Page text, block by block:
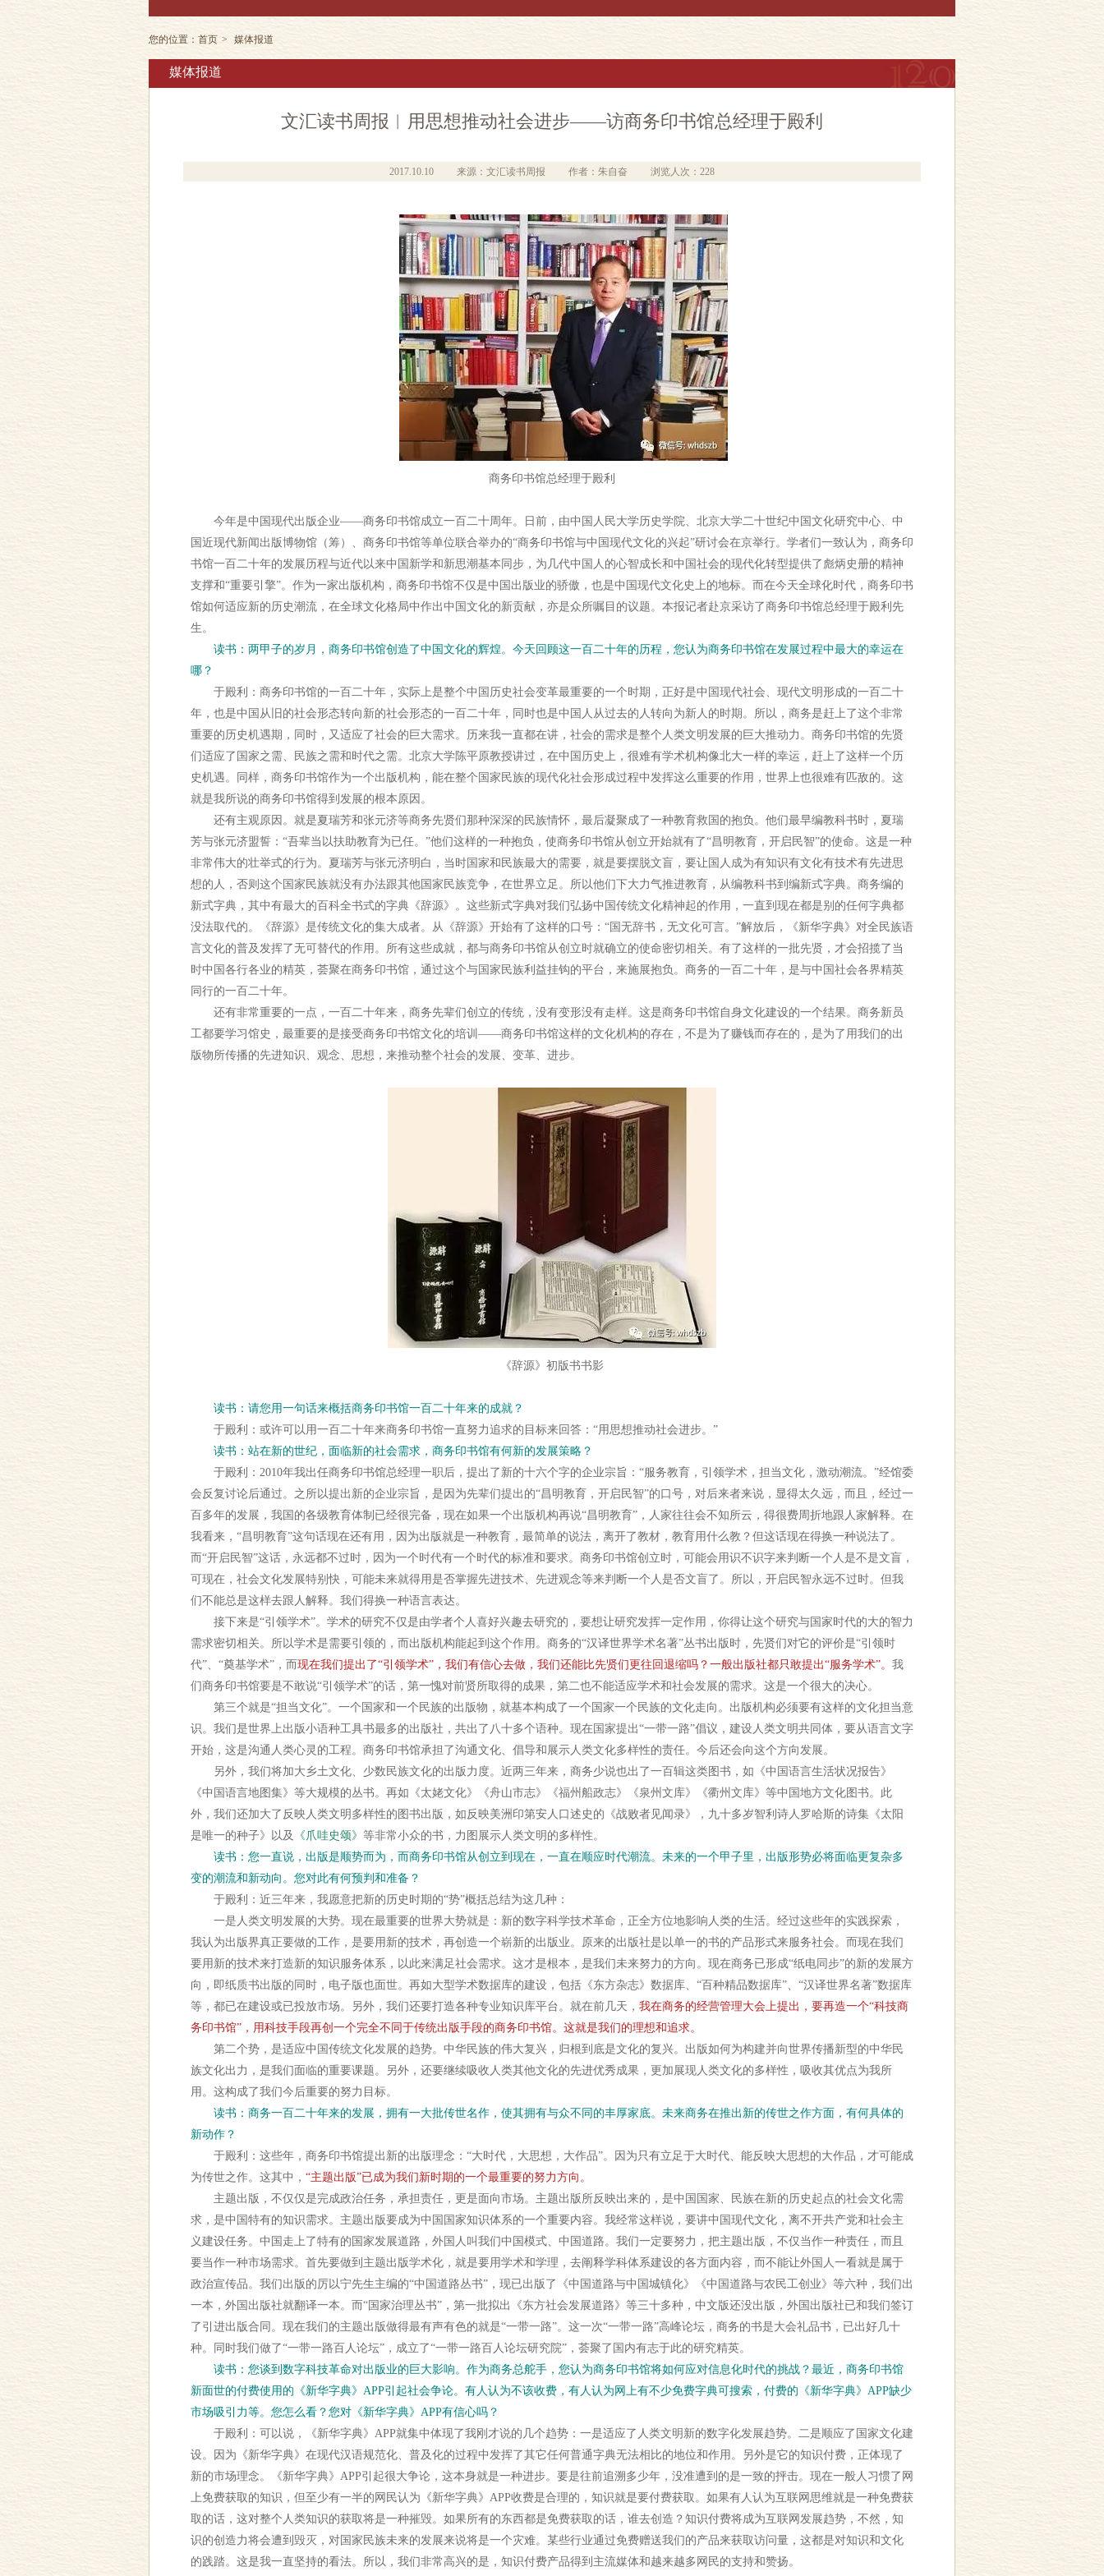
您的位置： 首页 > 媒体报道
媒体报道
文汇读书周报︱用思想推动社会进步——访商务印书馆总经理于殿利
2017.10.10 来源：文汇读书周报 作者：朱自奋 浏览人次：228
商务印书馆总经理于殿利
今年是中国现代出版企业——商务印书馆成立一百二十周年。日前，由中国人民大学历史学院、北京大学二十世纪中国文化研究中心、中
国近现代新闻出版博物馆（筹）、商务印书馆等单位联合举办的“商务印书馆与中国现代文化的兴起”研讨会在京举行。学者们一致认为，商务印
书馆一百二十年的发展历程与近代以来中国新学和新思潮基本同步，为几代中国人的心智成长和中国社会的现代化转型提供了彪炳史册的精神
支撑和“重要引擎”。作为一家出版机构，商务印书馆不仅是中国出版业的骄傲，也是中国现代文化史上的地标。而在今天全球化时代，商务印书
馆如何适应新的历史潮流，在全球文化格局中作出中国文化的新贡献，亦是众所嘱目的议题。本报记者赴京采访了商务印书馆总经理于殿利先
生。
读书：两甲子的岁月，商务印书馆创造了中国文化的辉煌。今天回顾这一百二十年的历程，您认为商务印书馆在发展过程中最大的幸运在
哪？
于殿利：商务印书馆的一百二十年，实际上是整个中国历史社会变革最重要的一个时期，正好是中国现代社会、现代文明形成的一百二十
年，也是中国从旧的社会形态转向新的社会形态的一百二十年，同时也是中国人从过去的人转向为新人的时期。所以，商务是赶上了这个非常
重要的历史机遇期，同时，又适应了社会的巨大需求。历来我一直都在讲，社会的需求是整个人类文明发展的巨大推动力。商务印书馆的先贤
们适应了国家之需、民族之需和时代之需。北京大学陈平原教授讲过，在中国历史上，很难有学术机构像北大一样的幸运，赶上了这样一个历
史机遇。同样，商务印书馆作为一个出版机构，能在整个国家民族的现代化社会形成过程中发挥这么重要的作用，世界上也很难有匹敌的。这
就是我所说的商务印书馆得到发展的根本原因。
还有主观原因。就是夏瑞芳和张元济等商务先贤们那种深深的民族情怀，最后凝聚成了一种教育救国的抱负。他们最早编教科书时，夏瑞
芳与张元济盟誓：“吾辈当以扶助教育为已任。”他们这样的一种抱负，使商务印书馆从创立开始就有了“昌明教育，开启民智”的使命。这是一种
非常伟大的壮举式的行为。夏瑞芳与张元济明白，当时国家和民族最大的需要，就是要摆脱文盲，要让国人成为有知识有文化有技术有先进思
想的人，否则这个国家民族就没有办法跟其他国家民族竞争，在世界立足。所以他们下大力气推进教育，从编教科书到编新式字典。商务编的
新式字典，其中有最大的百科全书式的字典《辞源》。这些新式字典对我们弘扬中国传统文化精神起的作用，一直到现在都是别的任何字典都
没法取代的。《辞源》是传统文化的集大成者。从《辞源》开始有了这样的口号：“国无辞书，无文化可言。”解放后，《新华字典》对全民族语
言文化的普及发挥了无可替代的作用。所有这些成就，都与商务印书馆从创立时就确立的使命密切相关。有了这样的一批先贤，才会招揽了当
时中国各行各业的精英，荟聚在商务印书馆，通过这个与国家民族利益挂钩的平台，来施展抱负。商务的一百二十年，是与中国社会各界精英
同行的一百二十年。
还有非常重要的一点，一百二十年来，商务先辈们创立的传统，没有变形没有走样。这是商务印书馆自身文化建设的一个结果。商务新员
工都要学习馆史，最重要的是接受商务印书馆文化的培训——商务印书馆这样的文化机构的存在，不是为了赚钱而存在的，是为了用我们的出
版物所传播的先进知识、观念、思想，来推动整个社会的发展、变革、进步。
《辞源》初版书书影
读书：请您用一句话来概括商务印书馆一百二十年来的成就？
于殿利：或许可以用一百二十年来商务印书馆一直努力追求的目标来回答：“用思想推动社会进步。”
读书：站在新的世纪，面临新的社会需求，商务印书馆有何新的发展策略？
于殿利：2010年我出任商务印书馆总经理一职后，提出了新的十六个字的企业宗旨：“服务教育，引领学术，担当文化，激动潮流。”经馆委
会反复讨论后通过。之所以提出新的企业宗旨，是因为先辈们提出的“昌明教育，开启民智”的口号，对后来者来说，显得太久远，而且，经过一
百多年的发展，我国的各级教育体制已经很完备，现在如果一个出版机构再说“昌明教育”，人家往往会不知所云，得很费周折地跟人家解释。在
我看来，“昌明教育”这句话现在还有用，因为出版就是一种教育，最简单的说法，离开了教材，教育用什么教？但这话现在得换一种说法了。
而“开启民智”这话，永远都不过时，因为一个时代有一个时代的标准和要求。商务印书馆创立时，可能会用识不识字来判断一个人是不是文盲，
可现在，社会文化发展特别快，可能未来就得用是否掌握先进技术、先进观念等来判断一个人是否文盲了。所以，开启民智永远不过时。但我
们不能总是这样去跟人解释。我们得换一种语言表达。
接下来是“引领学术”。学术的研究不仅是由学者个人喜好兴趣去研究的，要想让研究发挥一定作用，你得让这个研究与国家时代的大的智力
需求密切相关。所以学术是需要引领的，而出版机构能起到这个作用。商务的“汉译世界学术名著”丛书出版时，先贤们对它的评价是“引领时
代”、“奠基学术”，而现在我们提出了“引领学术”，我们有信心去做，我们还能比先贤们更往回退缩吗？一般出版社都只敢提出“服务学术”。 我
们商务印书馆要是不敢说“引领学术”的话，第一愧对前贤所取得的成果，第二也不能适应学术和社会发展的需求。这是一个很大的决心。
第三个就是“担当文化”。一个国家和一个民族的出版物，就基本构成了一个国家一个民族的文化走向。出版机构必须要有这样的文化担当意
识。我们是世界上出版小语种工具书最多的出版社，共出了八十多个语种。现在国家提出“一带一路”倡议，建设人类文明共同体，要从语言文字
开始，这是沟通人类心灵的工程。商务印书馆承担了沟通文化、倡导和展示人类文化多样性的责任。今后还会向这个方向发展。
另外，我们将加大乡土文化、少数民族文化的出版力度。近两三年来，商务少说也出了一百辑这类图书，如《中国语言生活状况报告》
《中国语言地图集》等大规模的丛书。再如《太姥文化》《舟山市志》《福州船政志》《泉州文库》《衢州文库》等中国地方文化图书。此
外，我们还加大了反映人类文明多样性的图书出版，如反映美洲印第安人口述史的《战败者见闻录》，九十多岁智利诗人罗哈斯的诗集《太阳
是唯一的种子》以及
《爪哇史颂》 等非常小众的书，力图展示人类文明的多样性。
读书：您一直说，出版是顺势而为，而商务印书馆从创立到现在，一直在顺应时代潮流。未来的一个甲子里，出版形势必将面临更复杂多
变的潮流和新动向。您对此有何预判和准备？
于殿利：近三年来，我愿意把新的历史时期的“势”概括总结为这几种：
一是人类文明发展的大势。现在最重要的世界大势就是：新的数字科学技术革命，正全方位地影响人类的生活。经过这些年的实践探索，
我认为出版界真正要做的工作，是要用新的技术，再创造一个崭新的出版业。原来的出版社是以单一的书的产品形式来服务社会。而现在我们
要用新的技术来打造新的知识服务体系，以此来满足社会需求。这才是根本，是我们未来努力的方向。现在商务已形成“纸电同步”的新的发展方
向，即纸质书出版的同时，电子版也面世。再如大型学术数据库的建设，包括《东方杂志》数据库、“百种精品数据库”、“汉译世界名著”数据库
等，都已在建设或已投放市场。另外，我们还要打造各种专业知识库平台。就在前几天， 我在商务的经营管理大会上提出，要再造一个“科技商
务印书馆”，用科技手段再创一个完全不同于传统出版手段的商务印书馆。这就是我们的理想和追求。
第二个势，是适应中国传统文化发展的趋势。中华民族的伟大复兴，归根到底是文化的复兴。出版如何为构建并向世界传播新型的中华民
族文化出力，是我们面临的重要课题。另外，还要继续吸收人类其他文化的先进优秀成果，更加展现人类文化的多样性，吸收其优点为我所
用。这构成了我们今后重要的努力目标。
读书：商务一百二十年来的发展，拥有一大批传世名作，使其拥有与众不同的丰厚家底。未来商务在推出新的传世之作方面，有何具体的
新动作？
于殿利：这些年，商务印书馆提出新的出版理念：“大时代，大思想，大作品”。因为只有立足于大时代、能反映大思想的大作品，才可能成
为传世之作。这其中， “主题出版”已成为我们新时期的一个最重要的努力方向。
主题出版，不仅仅是完成政治任务，承担责任，更是面向市场。主题出版所反映出来的，是中国国家、民族在新的历史起点的社会文化需
求，是中国特有的知识需求。主题出版要成为中国国家知识体系的一个重要内容。我经常这样说，要讲中国现代文化，离不开共产党和社会主
义建设任务。中国走上了特有的国家发展道路，外国人叫我们中国模式、中国道路。我们一定要努力，把主题出版，不仅当作一种责任，而且
要当作一种市场需求。首先要做到主题出版学术化，就是要用学术和学理，去阐释学科体系建设的各方面内容，而不能让外国人一看就是属于
政治宣传品。我们出版的厉以宁先生主编的“中国道路丛书”，现已出版了《中国道路与中国城镇化》《中国道路与农民工创业》等六种，我们出
一本，外国出版社就翻译一本。而“国家治理丛书”，第一批拟出《东方社会发展道路》等三十多种，中文版还没出版，外国出版社已和我们签订
了引进出版合同。现在我们的主题出版做得最有声有色的就是“一带一路”。这一次“一带一路”高峰论坛，商务的书是大会礼品书，已出好几十
种。同时我们做了“一带一路百人论坛”，成立了“一带一路百人论坛研究院”，荟聚了国内有志于此的研究精英。
读书：您谈到数字科技革命对出版业的巨大影响。作为商务总舵手，您认为商务印书馆将如何应对信息化时代的挑战？最近，商务印书馆
新面世的付费使用的《新华字典》APP引起社会争论。有人认为不该收费，有人认为网上有不少免费字典可搜索，付费的《新华字典》APP缺少
市场吸引力等。您怎么看？您对《新华字典》APP有信心吗？
于殿利：可以说，《新华字典》APP就集中体现了我刚才说的几个趋势：一是适应了人类文明新的数字化发展趋势。二是顺应了国家文化建
设。因为《新华字典》在现代汉语规范化、普及化的过程中发挥了其它任何普通字典无法相比的地位和作用。另外是它的知识付费，正体现了
新的市场理念。《新华字典》APP引起很大争论，这本身就是一种进步。要是往前追溯多少年，没准遭到的是一致的抨击。现在一般人习惯了网
上免费获取的知识，但至少有一半的网民认为《新华字典》APP收费是合理的，知识就是要付费获取。如果有人认为互联网思维就是一种免费获
取的话，这对整个人类知识的获取将是一种摧毁。如果所有的东西都是免费获取的话，谁去创造？知识付费将成为互联网发展趋势，不然，知
识的创造力将会遭到毁灭，对国家民族未来的发展来说将是一个灾难。某些行业通过免费赠送我们的产品来获取访问量，这都是对知识和文化
的践踏。这是我一直坚持的看法。所以，我们非常高兴的是，知识付费产品得到主流媒体和越来越多网民的支持和赞扬。